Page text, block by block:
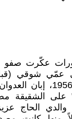
عكّرت صفو
عمّي شوقي
أعقاب انتفاضة عام 1956،
على الشقيقة
والدي الحاج